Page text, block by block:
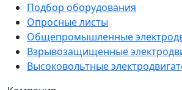
Подбор оборудования
Опросные листы
Общепромышленные
Взрывозащищенные
Высоковольтные